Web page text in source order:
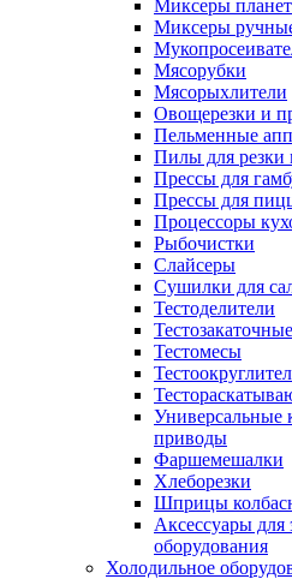
Миксеры
Миксеры
Мясорубки
Мясорыхлители
Овощерезки и
Пельменные
Пилы для резки
Прессы для
Прессы для
Процессоры
Рыбочистки
Слайсеры
Сушилки для
Тестоделители
Тестомесы
приводы
Фаршемешалки
Хлеборезки
Шприцы
Аксессуары для
оборудования
Холодильное